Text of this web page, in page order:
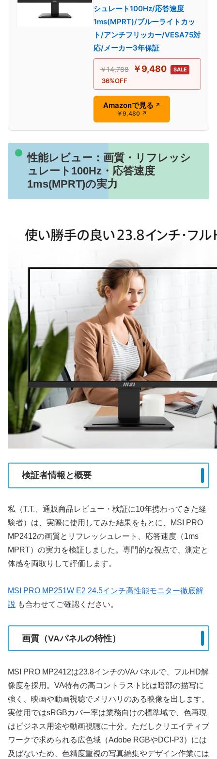
シュレート100Hz/応答速度
1ms(MPRT)/ブルーライトカッ
ト/アンチフリッカー/VESA75対
応/メーカー3年保証
￥14,788 ￥9,480 SALE
36%OFF
Amazonで見る ↗
￥9,480 ↗
性能レビュー：画質・リフレッシ
ュレート100Hz・応答速度
1ms(MPRT)の実力
検証者情報と概要
私（T.T.、通販商品レビュー・検証に10年携わってきた経
験者）は、実際に使用してみた結果をもとに、MSI PRO
MP2412の画質とリフレッシュレート、応答速度（1ms
MPRT）の実力を検証しました。専門的な視点で、測定と
体感を両取りして評価します。
MSI PRO MP251W E2 24.5インチ高性能モニター徹底解
説 も合わせてご確認ください。
画質（VAパネルの特性）
MSI PRO MP2412は23.8インチのVAパネルで、フルHD解
像度を採用。VA特有の高コントラスト比は暗部の描写に
強く、映画や動画視聴でメリハリのある映像を出します。
実使用ではsRGBカバー率は業務向けの標準域で、色再現
はビジネス用途や動画視聴に十分。ただしクリエイティブ
ワークで求められる広色域（Adobe RGBやDCI-P3）には
及ばないため、色精度重視の写真編集やデザイン作業には